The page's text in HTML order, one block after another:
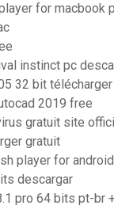
for macbook
instinct pc
32 bit télécharger
2019 free
gratuit site
gratuit
player for android
descargar
pro 64 bits pt-br